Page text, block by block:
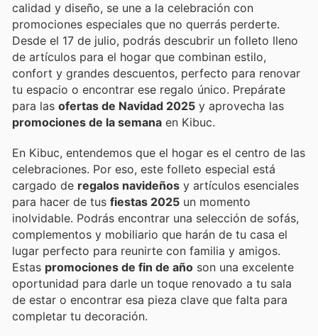
calidad y diseño, se une a la celebración con
promociones especiales que no querrás perderte.
Desde el 17 de julio, podrás descubrir un folleto lleno
de artículos para el hogar que combinan estilo,
confort y grandes descuentos, perfecto para renovar
tu espacio o encontrar ese regalo único. Prepárate
para las ofertas de Navidad 2025 y aprovecha las
promociones de la semana en Kibuc.
En Kibuc, entendemos que el hogar es el centro de las
celebraciones. Por eso, este folleto especial está
cargado de regalos navideños y artículos esenciales
para hacer de tus fiestas 2025 un momento
inolvidable. Podrás encontrar una selección de sofás,
complementos y mobiliario que harán de tu casa el
lugar perfecto para reunirte con familia y amigos.
Estas promociones de fin de año son una excelente
oportunidad para darle un toque renovado a tu sala
de estar o encontrar esa pieza clave que falta para
completar tu decoración.